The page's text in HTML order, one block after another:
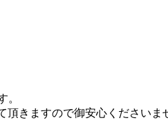
頂きますので御安心くださいま